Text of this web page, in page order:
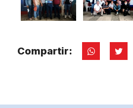
Compartir: